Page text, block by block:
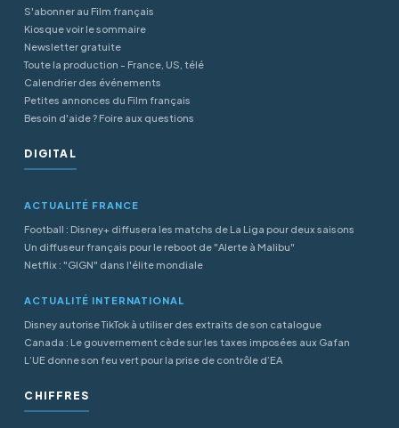
S'abonner au Film français
Kiosque voir le sommaire
Newsletter gratuite
Toute la production - France, US, télé
Calendrier des événements
Petites annonces du Film français
Besoin d'aide ? Foire aux questions
DIGITAL
ACTUALITÉ FRANCE
Football : Disney+ diffusera les matchs de La Liga pour deux saisons
Un diffuseur français pour le reboot de "Alerte à Malibu"
Netflix : "GIGN" dans l'élite mondiale
ACTUALITÉ INTERNATIONAL
Disney autorise TikTok à utiliser des extraits de son catalogue
Canada : Le gouvernement cède sur les taxes imposées aux Gafan
L’UE donne son feu vert pour la prise de contrôle d’EA
CHIFFRES